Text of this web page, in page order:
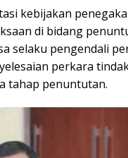
kebijakan
di bidang
selaku pengendali
perkara
tahap penuntutan.